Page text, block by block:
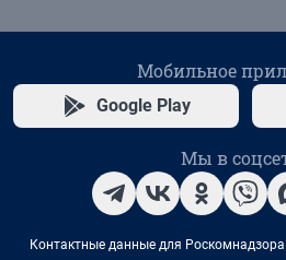
Мобильное
Google Play
Мы в
Контактные данные для